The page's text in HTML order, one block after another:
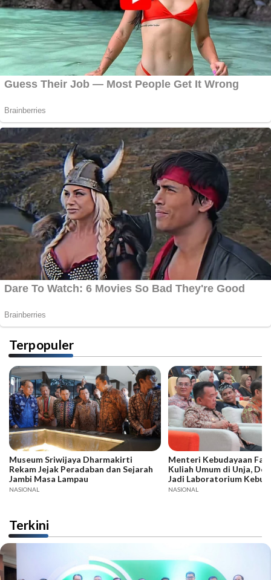
Terpopuler
Museum Sriwijaya Dharmakirti
Rekam Jejak Peradaban dan Sejarah
Jambi Masa Lampau
NASIONAL
Menteri Kebudayaan
Kuliah Umum di Unja,
Jadi Laboratorium
NASIONAL
Terkini